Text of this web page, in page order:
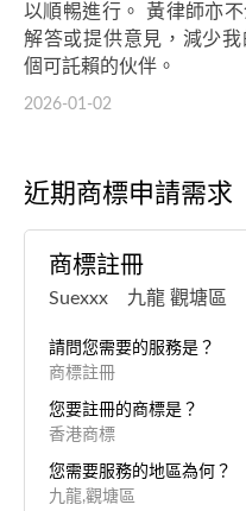
以順𣈱進行。 黃律師亦
解答或提供意見，減少
個可託賴的伙伴。
2026-01-02
近期商標申請需求
商標註冊
Suexxx 九龍 觀塘區
請問您需要的服務是？
商標註冊
您要註冊的商標是？
香港商標
您需要服務的地區為何？
九龍,觀塘區